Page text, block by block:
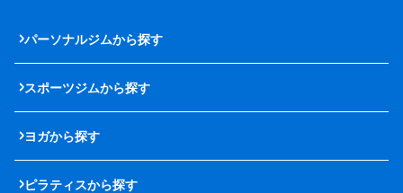
パーソナルジムから探す
スポーツジムから探す
ヨガから探す
ピラティスから探す